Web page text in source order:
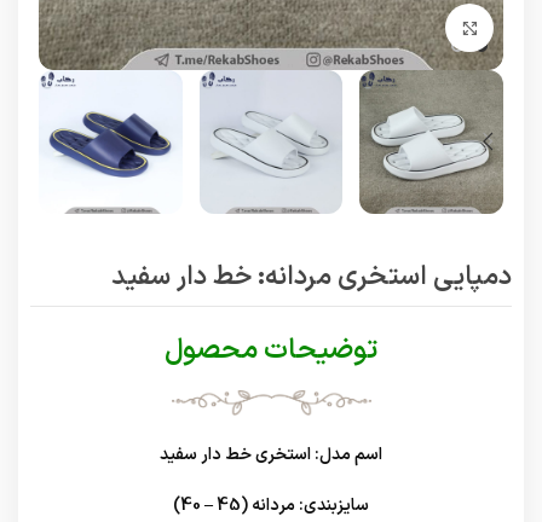
برای بزرگنمایی کلیک کنید
دمپایی استخری مردانه: خط دار سفید
توضیحات محصول
اسم مدل: استخری خط دار سفید
سایزبندی: مردانه (45 – 40)